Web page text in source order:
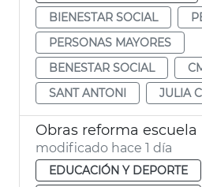
BIENESTAR SOCIAL
PERSONAS MAYORES
BENESTAR SOCIAL
SANT ANTONI
JULIA
modificado hace 1 día
EDUCACIÓN Y DEPORTE